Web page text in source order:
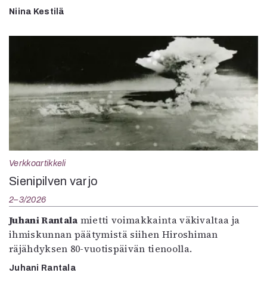
Niina Kestilä
Verkkoartikkeli
Sienipilven varjo
2–3/2026
Juhani Rantala mietti voimakkainta väkivaltaa ja
ihmiskunnan päätymistä siihen Hiroshiman
räjähdyksen 80-vuotispäivän tienoolla.
Juhani Rantala